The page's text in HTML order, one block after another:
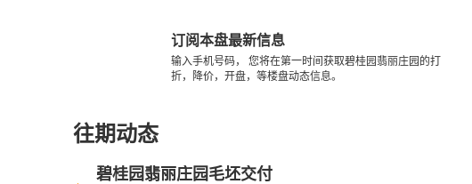
订阅本盘最新信息
输入手机号码， 您将在第一时间获取碧桂园翡丽庄园的打
折，降价，开盘，等楼盘动态信息。
往期动态
碧桂园翡丽庄园毛坯交付